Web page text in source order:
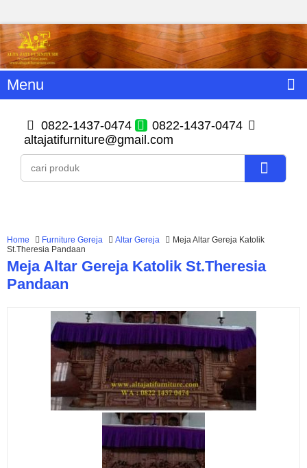
Menu
0822-1437-0474
0822-1437-0474
altajatifurniture@gmail.com
Home Furniture Gereja Altar Gereja
Meja Altar Gereja Katolik
St.Theresia Pandaan
Meja Altar Gereja Katolik St.Theresia
Pandaan